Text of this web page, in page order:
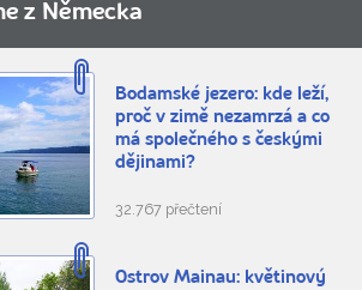
z Německa
Bodamské jezero: kde leží,
proč v zimě nezamrzá a co
má společného s českými
dějinami?
32.767 přečtení
Ostrov Mainau: květinový